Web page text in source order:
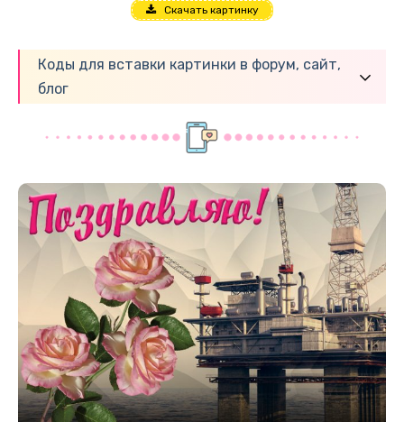
Скачать картинку
Коды для вставки картинки в форум, сайт,
блог